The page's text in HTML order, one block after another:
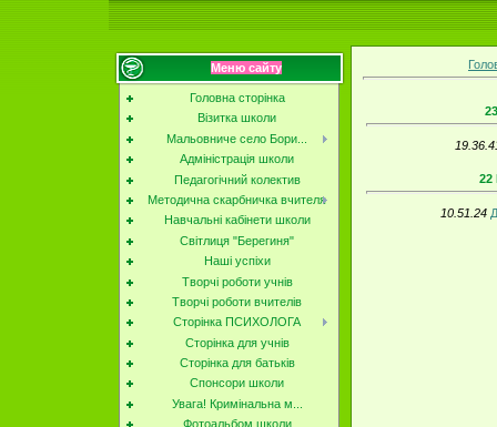
Меню сайту
Головна сторінка
Візитка школи
Мальовниче село Бори...
Адміністрація школи
Педагогічний колектив
Методична скарбничка вчителя
Навчальні кабінети школи
Світлиця "Берегиня"
Наші успіхи
Творчі роботи учнів
Творчі роботи вчителів
Сторінка ПСИХОЛОГА
Сторінка для учнів
Сторінка для батьків
Спонсори школи
Увага! Кримінальна м...
Фотоальбом школи
22
10.51.24